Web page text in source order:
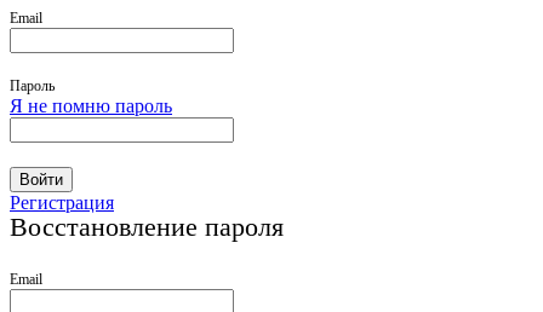
Email
Пароль
Я не помню пароль
Войти
Регистрация
Восстановление пароля
Email